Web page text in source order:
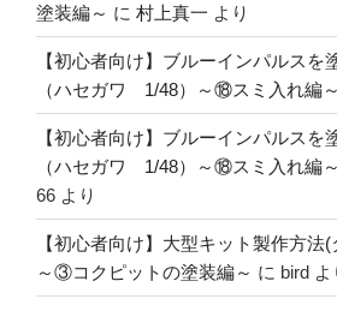
塗装編～ に 村上真一 より
【初心者向け】ブルーインパルスを
（ハセガワ 1/48）～⑱スミ入れ編～
【初心者向け】ブルーインパルスを
（ハセガワ 1/48）～⑱スミ入れ編～
66 より
【初心者向け】大型キット製作方
～③コクピットの塗装編～ に bird よ